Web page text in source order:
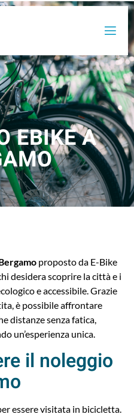
EBIKE A
proposto da E-Bike
desidera scoprire la città e i
e accessibile. Grazie
è possibile affrontare
distanze senza fatica,
un’esperienza unica.
il noleggio
essere visitata in bicicletta.